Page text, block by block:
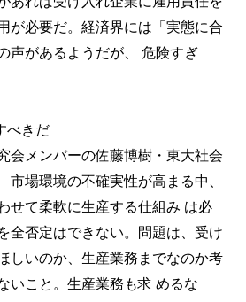
が必要だ。経済界には「実態に合
声があるようだが、 危険すぎ
べきだ
会メンバーの佐藤博樹・東大社会
場環境の不確実性が高まる中、
せて柔軟に生産する仕組み は必
全否定はできない。問題は、受け
しいのか、生産業務までなのか考
いこと。生産業務も求 めるな